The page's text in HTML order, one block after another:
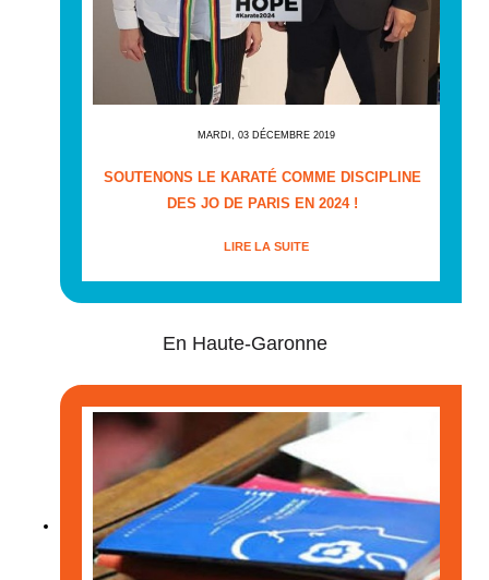
MARDI, 03 DÉCEMBRE 2019
SOUTENONS LE KARATÉ COMME DISCIPLINE
DES JO DE PARIS EN 2024 !
LIRE LA SUITE
En Haute-Garonne